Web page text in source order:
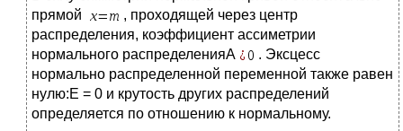
прямой
, проходящей через центр
распределения, коэффициент ассиметрии
нормального распределенияA
. Эксцесс
нормально распределенной переменной также равен
нулю:E = 0 и крутость других распределений
определяется по отношению к нормальному.